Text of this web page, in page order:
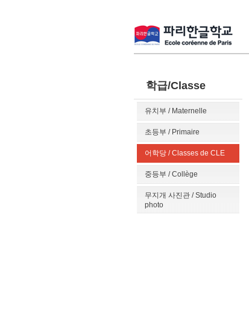
학급/Classe
유치부 / Maternelle
초등부 / Primaire
어학당 / Classes de CLE
중등부 / Collège
무지개 사진관 / Studio
photo